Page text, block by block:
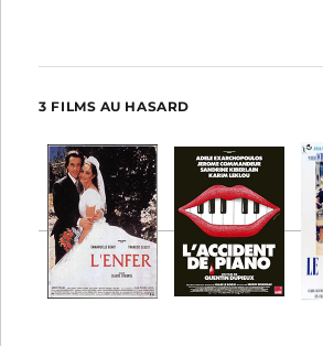
3 FILMS AU HASARD